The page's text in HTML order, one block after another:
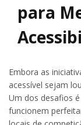
para
Embora as
acessível sejam
Um dos desafios
funcionem